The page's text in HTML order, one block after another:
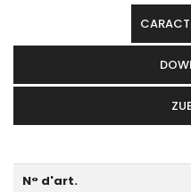
N° d'art.